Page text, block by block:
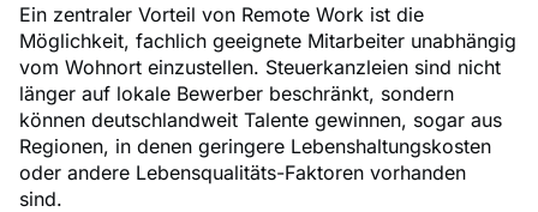
Ein zentraler Vorteil von Remote Work ist die
Möglichkeit, fachlich geeignete Mitarbeiter unabhängig
vom Wohnort einzustellen. Steuerkanzleien sind nicht
länger auf lokale Bewerber beschränkt, sondern
können deutschlandweit Talente gewinnen, sogar aus
Regionen, in denen geringere Lebenshaltungskosten
oder andere Lebensqualitäts-Faktoren vorhanden
sind.